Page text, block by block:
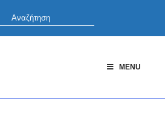
MENU